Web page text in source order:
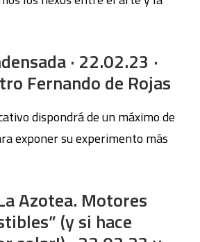
· 22.02.23 ·
Fernando de Rojas
dispondrá de un máximo de
exponer su experimento más
Azotea. Motores
(y si hace